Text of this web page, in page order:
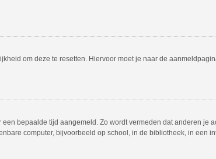
om deze te resetten. Hiervoor moet je naar de
bepaalde tijd aangemeld. Zo wordt vermeden dat anderen je
computer, bijvoorbeeld op school, in de bibliotheek, in een